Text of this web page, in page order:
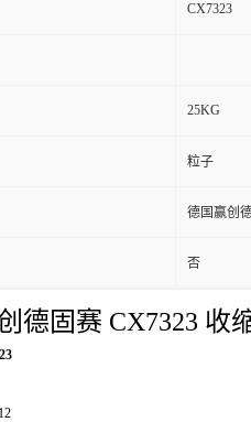
CX7323
25KG
粒子
德国赢创
否
德固赛 CX7323 收